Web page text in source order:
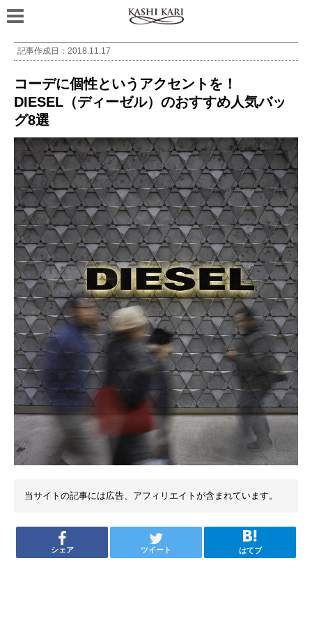
記事作成日： 2018.11.17
コーデに個性というアクセントを！
DIESEL（ディーゼル）のおすすめ人気バッ
グ8選
当サイトの記事には広告、アフィリエイトが含まれています。
シェア ツイート はてブ